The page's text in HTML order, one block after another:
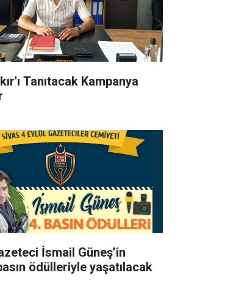
Tanıtacak Kampanya
İsmail Güneş’in
ödülleriyle yaşatılacak